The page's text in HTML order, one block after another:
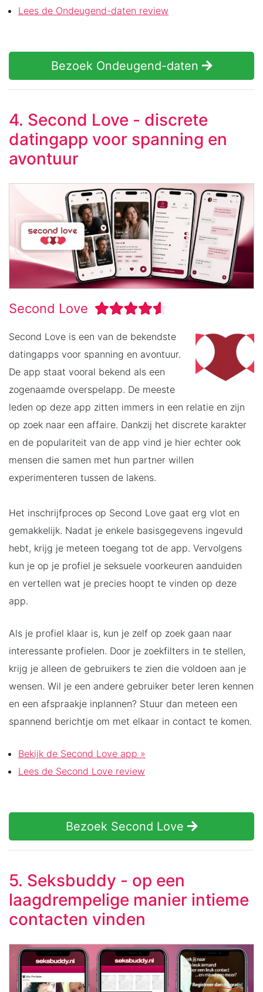
Lees de Ondeugend-daten review
Bezoek Ondeugend-daten
4. Second Love - discrete
datingapp voor spanning en
avontuur
Second Love
Second Love is een van de bekendste
datingapps voor spanning en avontuur.
De app staat vooral bekend als een
zogenaamde overspelapp. De meeste
leden op deze app zitten immers in een relatie en zijn
op zoek naar een affaire. Dankzij het discrete karakter
en de populariteit van de app vind je hier echter ook
mensen die samen met hun partner willen
experimenteren tussen de lakens.
Het inschrijfproces op Second Love gaat erg vlot en
gemakkelijk. Nadat je enkele basisgegevens ingevuld
hebt, krijg je meteen toegang tot de app. Vervolgens
kun je op je profiel je seksuele voorkeuren aanduiden
en vertellen wat je precies hoopt te vinden op deze
app.
Als je profiel klaar is, kun je zelf op zoek gaan naar
interessante profielen. Door je zoekfilters in te stellen,
krijg je alleen de gebruikers te zien die voldoen aan je
wensen. Wil je een andere gebruiker beter leren kennen
en een afspraakje inplannen? Stuur dan meteen een
spannend berichtje om met elkaar in contact te komen.
Bekijk de Second Love app »
Lees de Second Love review
Bezoek Second Love
5. Seksbuddy - op een
laagdrempelige manier intieme
contacten vinden